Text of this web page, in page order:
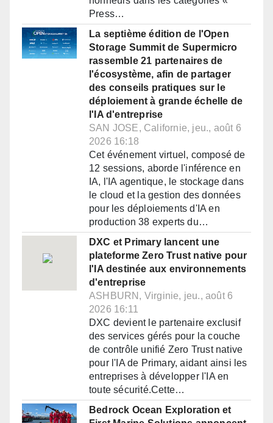
Press…
La septième édition de l'Open
Storage Summit de Supermicro
rassemble 21 partenaires de
l'écosystème, afin de partager
des conseils pratiques sur le
déploiement à grande échelle de
l'IA d'entreprise
SAN JOSE, Californie, jeu., août 6
2026 16:18
Cet événement virtuel, composé de
12 sessions, aborde l'inférence en
IA, l'IA agentique, le stockage dans
le cloud et la gestion des données
pour les déploiements d'IA en
production 38 experts du…
DXC et Primary lancent une
plateforme Zero Trust native pour
l'IA destinée aux environnements
d'entreprise
ASHBURN, Virginie, jeu., août 6
2026 16:11
DXC devient le partenaire exclusif
des services gérés pour la couche
de contrôle unifié Zero Trust native
pour l'IA de Primary, aidant ainsi les
entreprises à développer l'IA en
toute sécurité.Cette…
Bedrock Ocean Exploration et